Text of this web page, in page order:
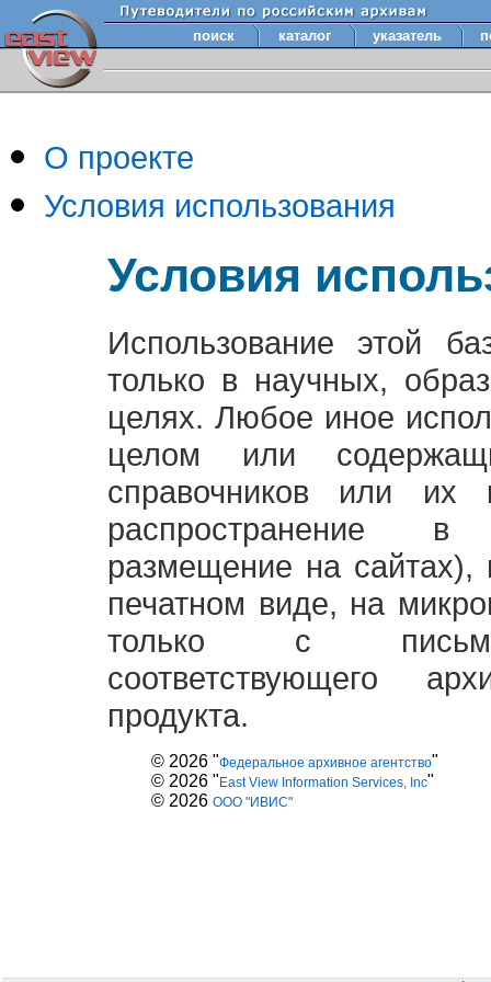
поиск каталог указатель
О проекте
Условия использования
Условия
Использование этой
только в научных,
целях. Любое иное
целом или
справочников или их
распространение
размещение на
печатном виде, на
только с
соответствующего
продукта.
© 2026 "Федеральное архивное агентство"
© 2026 " East View Information Services, Inc"
© 2026 ООО "ИВИС"